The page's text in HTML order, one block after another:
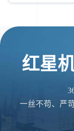
红星
一丝不苟、严